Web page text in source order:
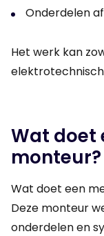
Onderdelen
Het werk kan
elektrotechnisch
Wat doet
monteur?
Wat doet een
Deze monteur
onderdelen en